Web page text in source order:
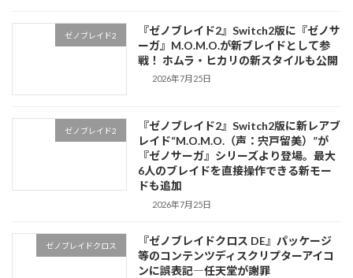
ゼノブレイド2
『ゼノブレイド2』Switch2版に『ゼノサ
ーガ』M.O.M.O.が新ブレイドとして参
戦！ ホムラ・ヒカリの新スタイルも公開
2026年7月25日
ゼノブレイド2
『ゼノブレイド2』Switch2版に新レアブ
レイド“M.O.M.O.（声：宍戸留美）”が
『ゼノサーガ』シリーズより登場。最大
6人のブレイドを直接操作できる新モー
ドも追加
2026年7月25日
ゼノブレイドクロス
『ゼノブレイドクロス DE』パッケージ
等のコンテンツディスクリプターアイコ
ンに誤表記―任天堂が謝罪